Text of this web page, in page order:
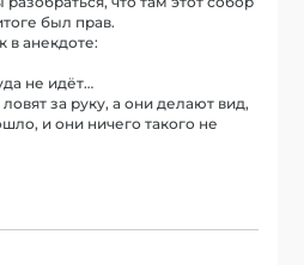
был прав.
в анекдоте:
не идёт…
за руку, а они делают вид,
и они ничего такого не